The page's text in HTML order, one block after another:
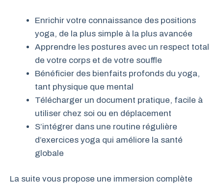
Enrichir votre connaissance des positions
yoga, de la plus simple à la plus avancée
Apprendre les postures avec un respect total
de votre corps et de votre souffle
Bénéficier des bienfaits profonds du yoga,
tant physique que mental
Télécharger un document pratique, facile à
utiliser chez soi ou en déplacement
S’intégrer dans une routine régulière
d’exercices yoga qui améliore la santé
globale
La suite vous propose une immersion complète